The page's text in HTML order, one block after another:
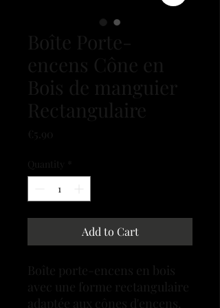
Boîte Porte-
encens Cône en
Bois de manguier
Rectangulaire
€5.90
Quantity
Add to Cart
Boîte porte-encens en bois
avec une forme rectangulaire
adaptée aux cônes d'encens.